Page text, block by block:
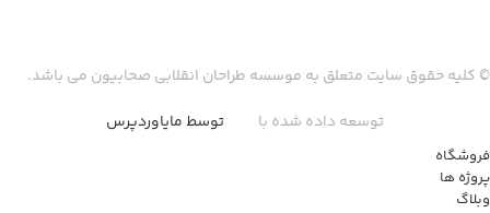
© کلیه حقوق سایت متعلق به موسسه طراحان انقلابی صحابیون می باشد.
توسعه داده شده با
توسط مایاوردپرس
فروشگاه
پروژه ها
وبلاگ